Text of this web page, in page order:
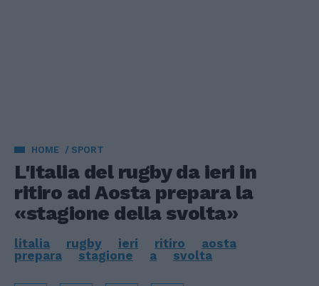
HOME SPORT
L'Italia del rugby da ieri in
ritiro ad Aosta prepara la
«stagione della svolta»
litalia rugby ieri ritiro
aosta
prepara
stagione a svolta